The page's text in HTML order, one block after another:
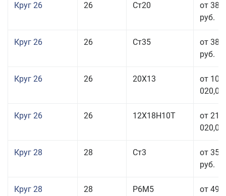
Круг 26 26 Ст20
от 38
руб.
Круг 26 26 Ст35
от 38
руб.
Круг 26 26 20Х13
от 103
020,00
Круг 26 26 12Х18Н10Т
от 210
020,00
Круг 28 28 Ст3
от 35
руб.
Круг 28 28 Р6М5
от 499